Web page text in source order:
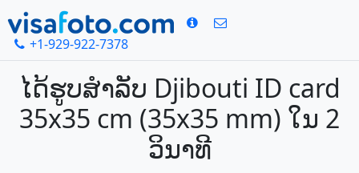
+1-929-922-7378
ໄດ້ຮູບສໍາລັບ Djibouti ID card
35x35 cm (35x35 mm) ໃນ 2
ວິນາທີ